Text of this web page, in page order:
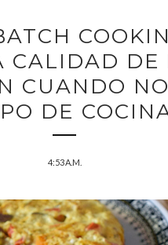
CALIDAD
CUANDO
DE
4:53 A.M.